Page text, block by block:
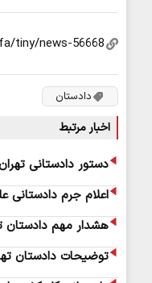
دادستان
اخبار مرتبط
دستور دادستانی
اعلام جرم
هشدار مهم دادستان
توضیحات دادستان